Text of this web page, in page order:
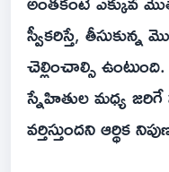
స్వీకరిస్తే,
చెల్లించాల్సి
స్నేహితుల మధ్య
వర్తిస్తుందని ఆర్థిక